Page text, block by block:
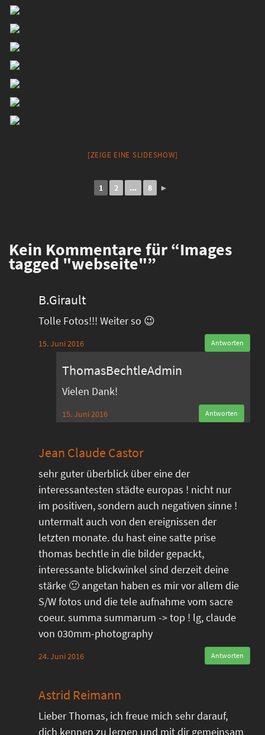
[ZEIGE EINE SLIDESHOW]
1 2 ... 8 ►
Kein Kommentare für “Images
tagged "webseite"”
B.Girault
Tolle Fotos!!! Weiter so 😉
15. Juni 2016 Antworten
ThomasBechtleAdmin
Vielen Dank!
15. Juni 2016 Antworten
Jean Claude Castor
sehr guter überblick über eine der
interessantesten städte europas ! nicht nur
im positiven, sondern auch negativen sinne !
untermalt auch von den ereignissen der
letzten monate. du hast eine satte prise
thomas bechtle in die bilder gepackt,
interessante blickwinkel sind derzeit deine
stärke 🙂 angetan haben es mir vor allem die
S/W fotos und die tele aufnahme vom sacre
coeur. summa summarum -> top ! lg, claude
von 030mm-photography
24. Juni 2016 Antworten
Astrid Reimann
Lieber Thomas, ich freue mich sehr darauf,
dich kennen zu lernen und mit dir gemeinsam